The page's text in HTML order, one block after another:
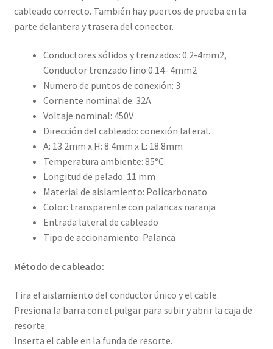
cableado correcto. También hay puertos de prueba en la
parte delantera y trasera del conector.
Conductores sólidos y trenzados: 0.2-4mm2,
Conductor trenzado fino 0.14- 4mm2
Numero de puntos de conexión: 3
Corriente nominal de: 32A
Voltaje nominal: 450V
Dirección del cableado: conexión lateral.
A: 13.2mm x H: 8.4mm x L: 18.8mm
Temperatura ambiente: 85°C
Longitud de pelado: 11 mm
Material de aislamiento: Policarbonato
Color: transparente con palancas naranja
Entrada lateral de cableado
Tipo de accionamiento: Palanca
Método de cableado:
Tira el aislamiento del conductor único y el cable.
Presiona la barra con el pulgar para subir y abrir la caja de
resorte.
Inserta el cable en la funda de resorte.